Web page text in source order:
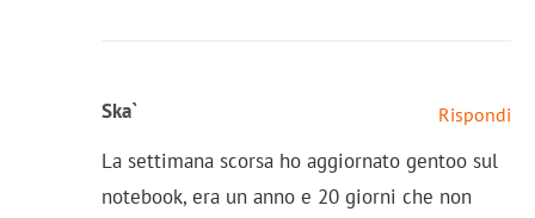
Ska` Rispondi
La settimana scorsa ho aggiornato gentoo sul
notebook, era un anno e 20 giorni che non